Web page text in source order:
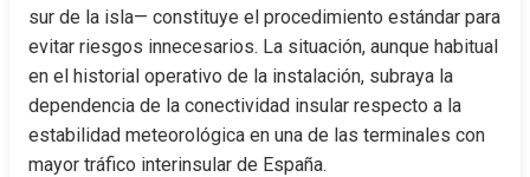
sur de la isla— constituye el procedimiento estándar para
evitar riesgos innecesarios. La situación, aunque habitual
en el historial operativo de la instalación, subraya la
dependencia de la conectividad insular respecto a la
estabilidad meteorológica en una de las terminales con
mayor tráfico interinsular de España.